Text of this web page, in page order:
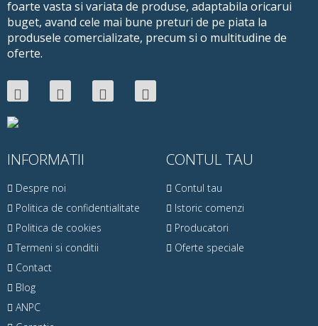
foarte vasta si variata de produse, adaptabila oricarui
buget, avand cele mai bune preturi de pe piata la
produsele comercializate, precum si o multitudine de
oferte.
INFORMATII
Despre noi
Politica de confidentialitate
Politica de cookies
Termeni si conditii
Contact
Blog
ANPC
CONTUL TAU
Contul tau
Istoric comenzi
Producatori
Oferte speciale